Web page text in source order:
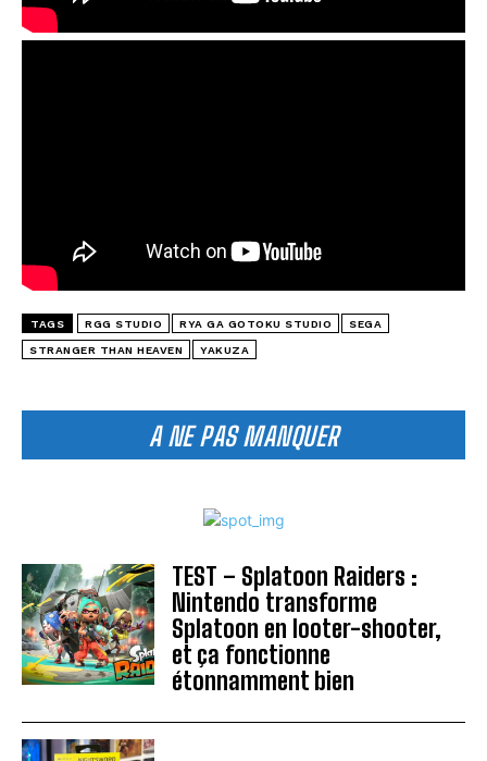
A NE PAS MANQUER
TEST – Splatoon Raiders :
Nintendo transforme
Splatoon en looter-shooter,
et ça fonctionne
étonnamment bien
TAGS RGG STUDIO RYA GA GOTOKU STUDIO SEGA
STRANGER THAN HEAVEN YAKUZA